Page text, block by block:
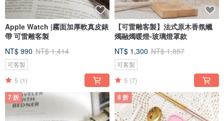
Apple Watch |霧面加厚軟真皮錶
帶 可雷雕客製
NT$ 990 NT$ 1,414
可客製
5 (1)
【可雷雕客製】法式原木香氛蠟
燭融燭暖燈-玻璃燈罩款
NT$ 1,300 NT$ 1,857
可客製
5 (7)
7 折 8 折